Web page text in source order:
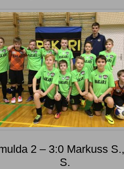
2 – 3:0 Markuss
S.